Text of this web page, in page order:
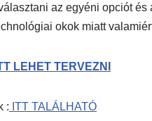
az egyéni opciót
okok miatt
LEHET TERVEZNI
: ITT TALÁLHATÓ